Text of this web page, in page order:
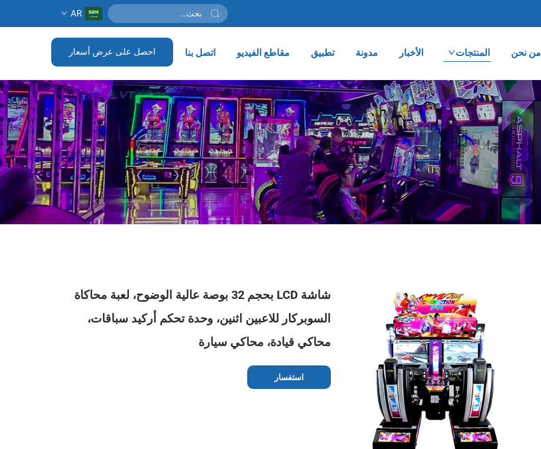
AR
من نحن المنتجات الأخبار مدونة تطبيق مقاطع الفيديو اتصل بنا احصل على عرض أسعار
شاشة LCD بحجم 32 بوصة عالية الوضوح، لعبة محاكاة
السوبركار للاعبين اثنين، وحدة تحكم أركيد سباقات،
محاكي قيادة، محاكي سيارة
استفسار